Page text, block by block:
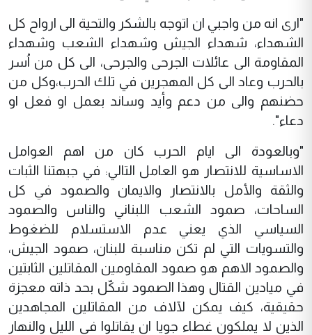
"ارى انه من واجبي ان اتوجه بالشكر والتحية الى ارواح كل
الشهداء، شهداء الجيش وشهداء الشعب وشهداء
المقاومة الى عائلات الجرحى والجرحى، الى كل من اُسر
بالحرب وعاد الى كل المهجرين في تلك الحرب،وكل من
حضنهم والى من دعم وأيد وساند بعمل او فعل او
دعاء".
"وبالعودة الى ايام الحرب كان من اهم العوامل
الاساسية للانتصار هو العامل التالي: في جبهتنا الثبات
والثقة والأمل بالانتصار والايمان والصمود في كل
الساحات، صمود الشعب اللبناني والناس والصمود
السياسي الذي يعني عدم الاستسلام للضغوط
والتسويات التي لم تكن مناسبة للبنان، صمود الجيش،
والصمود الاهم هو صمود المقاومين المقاتلين الثابتين
في ميادين القتال وهذا الصمود شكّل بحد ذاته معجزة
حقيقية، كيف يمكن لآلاف من المقاتلين المجاهدين
الذين لا يملكون غطاء جويا ان يقاتلوا في الليل والنهار